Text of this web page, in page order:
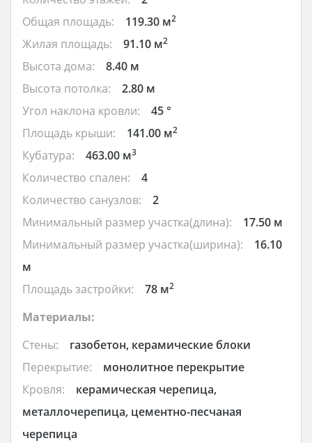
Общая площадь:
119.30 м2
Жилая площадь: 91.10 м2
Высота дома:
8.40 м
Высота потолка:
2.80 м
Угол наклона кровли:
45 °
Площадь крыши:
141.00 м2
Кубатура: 463.00 м3
Количество спален:
4
Количество санузлов:
2
Минимальный размер участка(длина):
17.50 м
Минимальный размер участка(ширина):
16.10
м
Площадь застройки:
78 м2
Материалы:
Стены:
газобетон, керамические блоки
Перекрытие:
монолитное перекрытие
Кровля:
керамическая черепица,
металлочерепица, цементно-песчаная
черепица